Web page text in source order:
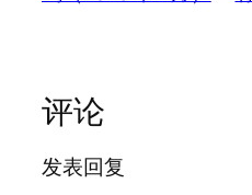
评论
发表回复